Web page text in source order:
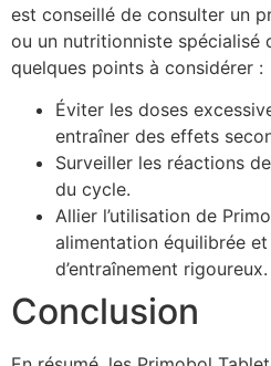
est conseillé de consulter un
ou un nutritionniste spécialisé
quelques points à considérer :
Éviter les doses
entraîner des effets
Surveiller les réactions
du cycle.
Allier l’utilisation de
alimentation équilibrée
d’entraînement rigoureux.
Conclusion